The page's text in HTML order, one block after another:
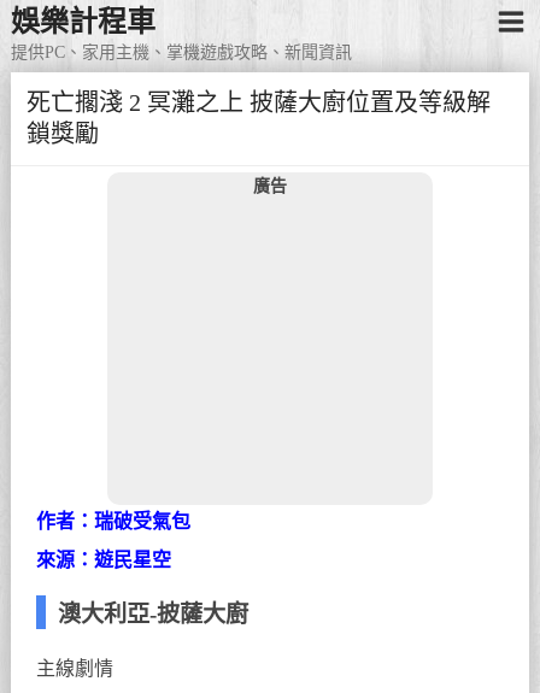
娛樂計程車
提供PC、家用主機、掌機遊戲攻略、新聞資訊
死亡擱淺 2 冥灘之上 披薩大廚位置及等級解
鎖獎勵
廣告
作者：瑞破受氣包
來源：遊民星空
澳大利亞-披薩大廚
主線劇情